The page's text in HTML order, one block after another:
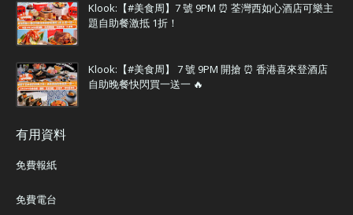
Klook:【#美食周】7 號 9PM ⏰ 荃灣西如心酒店可樂主
題自助餐激抵 1折！
Klook:【#美食周】 7 號 9PM 開搶 ⏰ 香港喜來登酒店
自助晚餐快閃買一送一 🔥
有用資料
免費報紙
免費電台